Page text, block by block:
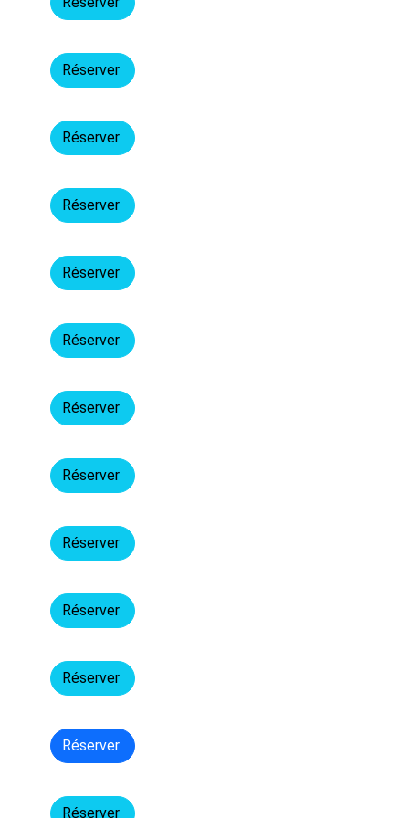
Réserver
Réserver
Réserver
Réserver
Réserver
Réserver
Réserver
Réserver
Réserver
Réserver
Réserver
Réserver